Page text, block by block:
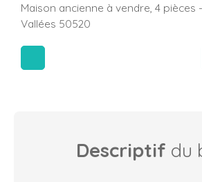
Maison ancienne à vendre, 4 pièces
Vallées 50520
Descriptif du